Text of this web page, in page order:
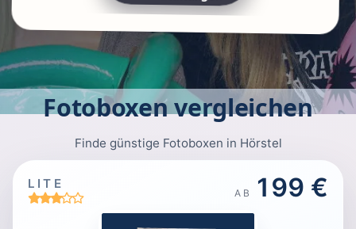
Fotoboxen vergleichen
Finde günstige Fotoboxen in Hörstel
LITE
AB 199 €